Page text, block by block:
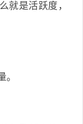
就是活跃度，
。